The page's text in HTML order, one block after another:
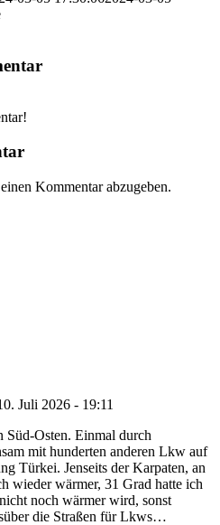
Kommentar abzugeben.
Juli 2026 - 19:11
Süd-Osten. Einmal durch
mit hunderten anderen Lkw auf
Türkei. Jenseits der Karpaten, an
wieder wärmer, 31 Grad hatte ich
noch wärmer wird, sonst
die Straßen für Lkws…